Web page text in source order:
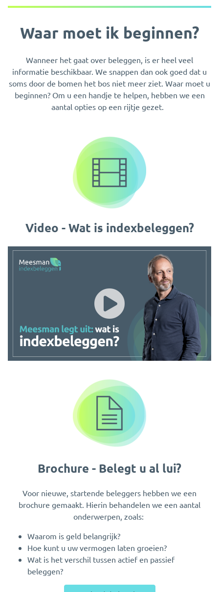
Waar moet ik beginnen?
Wanneer het gaat over beleggen, is er heel veel
informatie beschikbaar. We snappen dan ook goed dat u
soms door de bomen het bos niet meer ziet. Waar moet u
beginnen? Om u een handje te helpen, hebben we een
aantal opties op een rijtje gezet.
Video - Wat is indexbeleggen?
Brochure - Belegt u al lui?
Voor nieuwe, startende beleggers hebben we een
brochure gemaakt. Hierin behandelen we een aantal
onderwerpen, zoals:
Waarom is geld belangrijk?
Hoe kunt u uw vermogen laten groeien?
Wat is het verschil tussen actief en passief
beleggen?